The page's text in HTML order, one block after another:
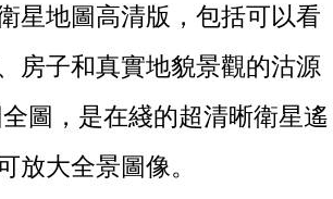
星地圖高清版，包括可以看
房子和真實地貌景觀的沽源
圖，是在綫的超清晰衛星遙
放大全景圖像。